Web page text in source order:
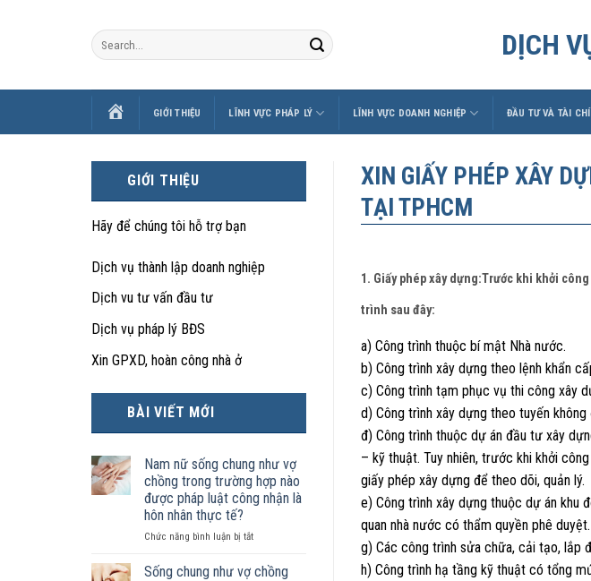
DỊCH
TRANGGIỚI THIỆU LĨNH VỰC PHÁP LÝ LĨNH VỰC DOANH NGHIỆP ĐẦU TƯ VÀ TÀI
GIỚI THIỆU
Hãy để chúng tôi hỗ trợ bạn
Dịch vụ thành lập doanh nghiệp
Dịch vu tư vấn đầu tư
Dịch vụ pháp lý BĐS
Xin GPXD, hoàn công nhà ở
BÀI VIẾT MỚI
Nam nữ sống chung như vợ
chồng trong trường hợp nào
được pháp luật công nhận là
hôn nhân thực tế?
Chức năng bình luận bị tắtở
nữ
Sống chung như vợ chồng
XIN GIẤY PHÉP XÂY
TẠI TPHCM
1. Giấy phép xây dựng:Trước khi khởi
trình sau đây:
a) Công trình thuộc bí mật Nhà nước.
b) Công trình xây dựng theo lệnh khẩn
c) Công trình tạm phục vụ thi công xây
d) Công trình xây dựng theo tuyến
đ) Công trình thuộc dự án đầu tư xây
– kỹ thuật. Tuy nhiên, trước khi khởi
giấy phép xây dựng để theo dõi, quản lý.
e) Công trình xây dựng thuộc dự án khu
quan nhà nước có thẩm quyền phê duyệt.
g) Các công trình sửa chữa, cải tạo, lắp
h) Công trình hạ tầng kỹ thuật có tổng